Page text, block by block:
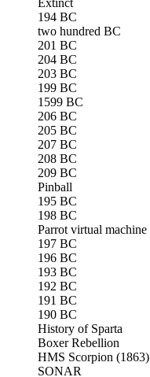
Extinct
194 BC
two hundred BC
201 BC
204 BC
203 BC
199 BC
1599 BC
206 BC
205 BC
207 BC
208 BC
209 BC
Pinball
195 BC
198 BC
Parrot virtual machine
197 BC
196 BC
193 BC
192 BC
191 BC
190 BC
History of Sparta
Boxer Rebellion
HMS Scorpion (1863)
SONAR